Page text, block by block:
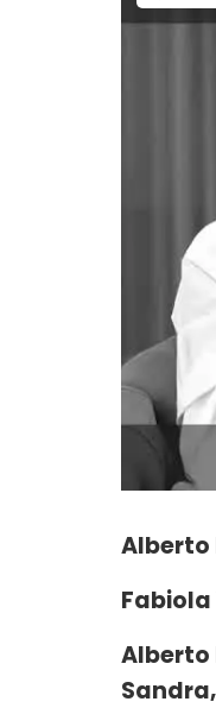
Alberto
Fabiola
Alberto